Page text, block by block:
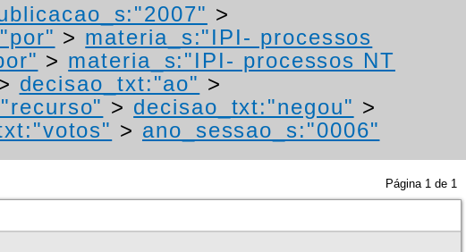
>
> materia_s:"IPI- processos
> materia_s:"IPI- processos NT
decisao_txt:"ao" >
> decisao_txt:"negou" >
> ano_sessao_s:"0006"
Página 1 de 1